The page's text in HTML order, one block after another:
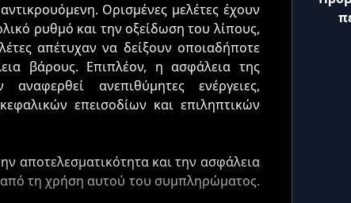
Ορισμένες μελέτες έχουν
ρυθμό και την οξείδωση του λίπους,
απέτυχαν να δείξουν οποιαδήποτε
βάρους. Επιπλέον, η ασφάλεια της
ανεπιθύμητες ενέργειες,
επεισοδίων και επιληπτικών
αποτελεσματικότητα και την ασφάλεια
τη χρήση αυτού του συμπληρώματος.